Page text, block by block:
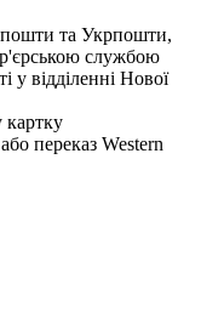
пошти та Укрпошти,
службою
у відділенні Нової
картку
переказ Western